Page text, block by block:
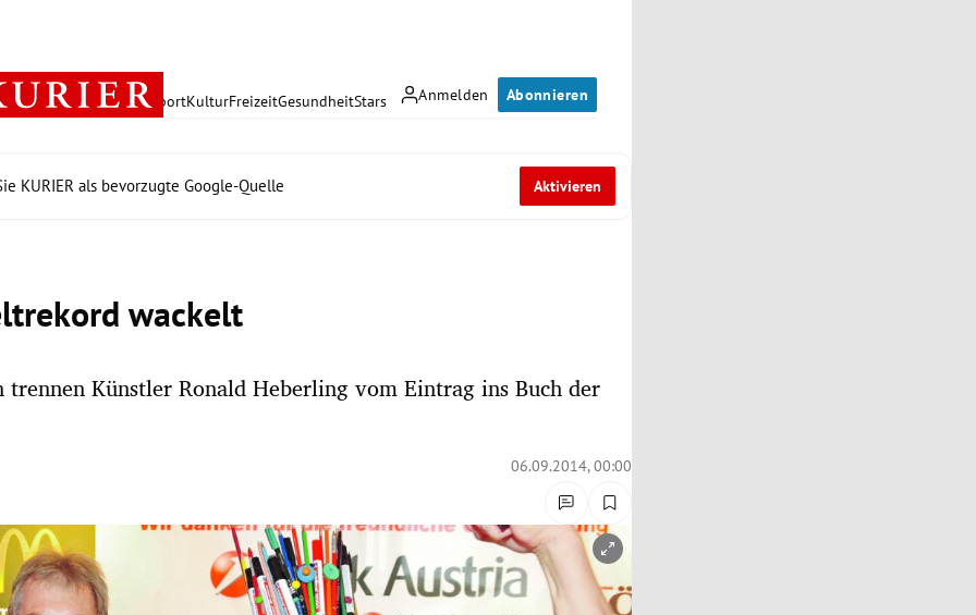
Anmelden Abonnieren
PolitikWirtschaft SportKulturFreizeitGesundheitStars
KURIER als bevorzugte Google-Quelle Aktivieren
wackelt
trennen Künstler Ronald Heberling vom Eintrag ins Buch der
06.09.2014, 00:00
öffnen/schließen